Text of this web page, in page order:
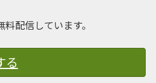
配信しています。
る